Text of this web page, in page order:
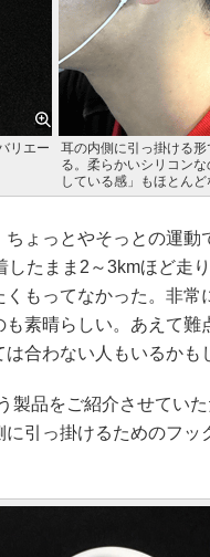
リエー
耳の内側に引っ掛ける形
る。柔らかいシリコン
している感」もほとん
ょっとやそっとの運動
したまま2～3kmほど走
もってなかった。非常
素晴らしい。あえて難
合わない人もいるかも
品をご紹介させてい
引っ掛けるためのフッ